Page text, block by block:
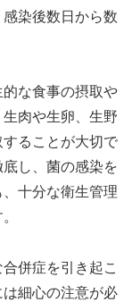
染後数日から数
な食事の摂取や
肉や生卵、生野
ることが大切で
し、菌の感染を
十分な衛生管理
併症を引き起こ
細心の注意が必